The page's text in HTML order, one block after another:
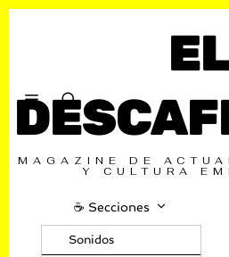
MAGAZINE DE
Y CULTURA
☕️ Secciones
Sonidos